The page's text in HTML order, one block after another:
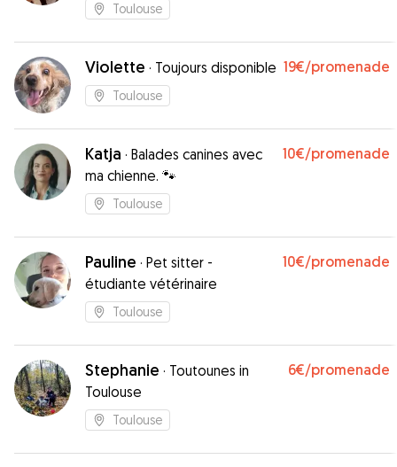
Toulouse
Violette · Toujours disponible 19€/promenade
Toulouse
Katja · Balades canines avec
ma chienne. 🐾
10€/promenade
Toulouse
Pauline · Pet sitter -
étudiante vétérinaire
10€/promenade
Toulouse
Stephanie · Toutounes in
Toulouse
6€/promenade
Toulouse